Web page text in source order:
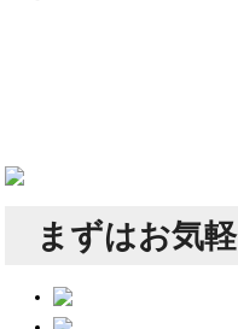
まずはお気